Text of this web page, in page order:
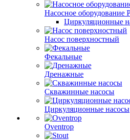
Насосное оборудование
Циркуляционные
Насос поверхностный
Фекальные
Дренажные
Скважинные насосы
Циркуляционные насосы
Oventrop